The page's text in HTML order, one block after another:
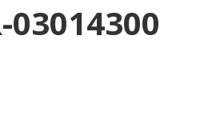
03014300